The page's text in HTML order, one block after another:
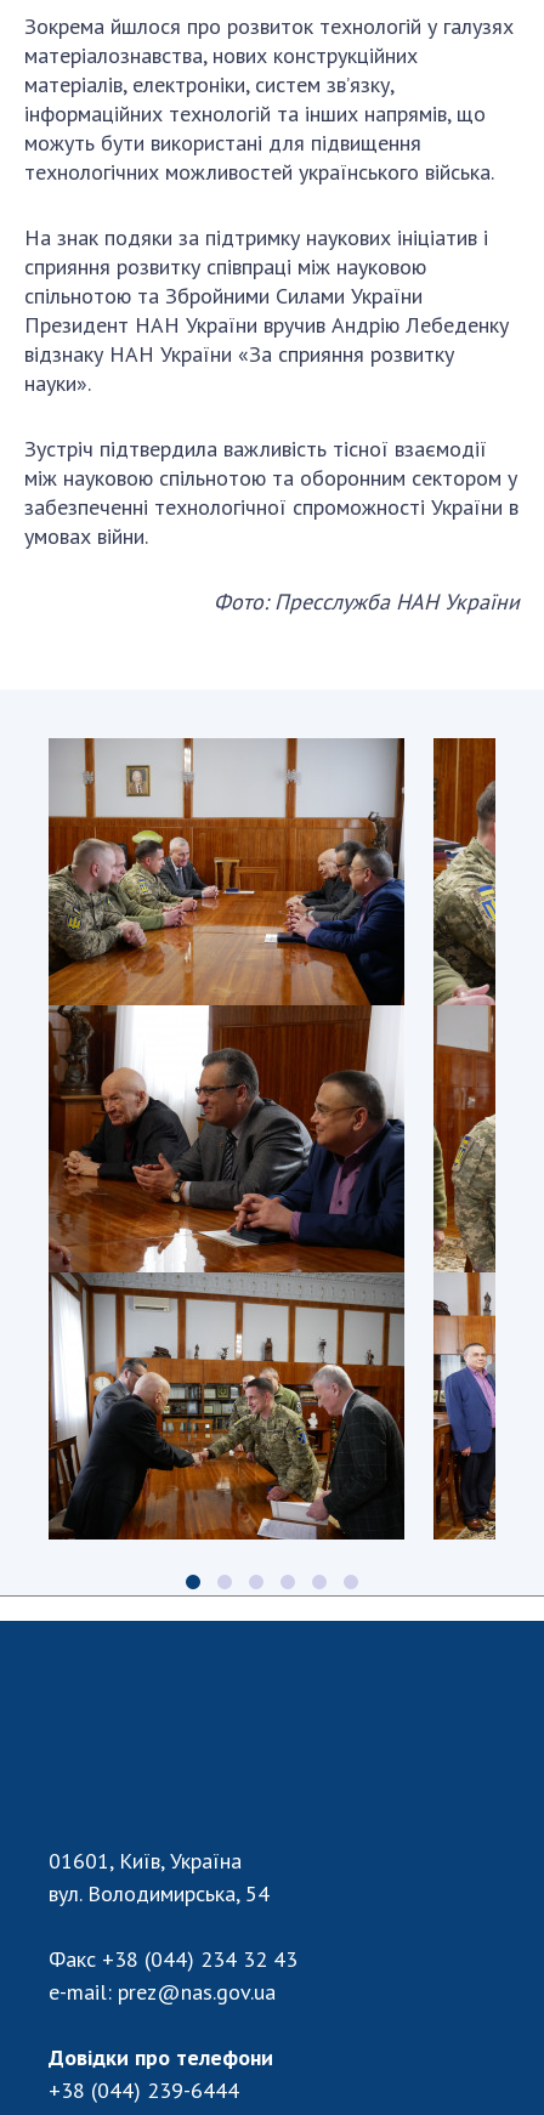
Робота з молоддю
МІЖНАРОДНЕ СПІВРОБІТНИЦТВО
Членство в міжнародних організаціях
Міжнародні програми та конкурси
ДОКУМЕНТИ
Нормативні акти НАН України
Державний бюджет НАН України
Вибори до складу НАН України
Бланки документів
НОВИНИ
ЗАСІДАННЯ ПРЕЗИДІЇ НАН УКРАЇНИ
НАУКОВІ ВИДАННЯ
КОНТАКТИ
ПРОФСПІЛКА НАН УКРАЇНИ
КАБІНЕТ
Зокрема йшлося про розвиток технологій у галузях
матеріалознавства, нових конструкційних
матеріалів, електроніки, систем зв’язку,
інформаційних технологій та інших напрямів, що
можуть бути використані для підвищення
технологічних можливостей українського війська.
На знак подяки за підтримку наукових ініціатив і
сприяння розвитку співпраці між науковою
спільнотою та Збройними Силами України
Президент НАН України вручив Андрію Лебеденку
відзнаку НАН України «За сприяння розвитку
науки».
Зустріч підтвердила важливість тісної взаємодії
між науковою спільнотою та оборонним сектором у
забезпеченні технологічної спроможності України в
умовах війни.
Фото: Пресслужба НАН України
01601, Київ, Україна
вул. Володимирська, 54
Факс +38 (044) 234 32 43
e-mail: prez@nas.gov.ua
Довідки про телефони
+38 (044) 239-6444